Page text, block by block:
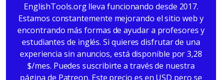
EnglishTools.org lleva funcionando desde 2017.
Estamos constantemente mejorando el sitio web y
encontrando más formas de ayudar a profesores y
estudiantes de inglés. Si quieres disfrutar de una
experiencia sin anuncios, está disponible por 3,28
$/mes. Puedes suscribirte a través de nuestra
página de Patreon. Este precio es en USD pero se